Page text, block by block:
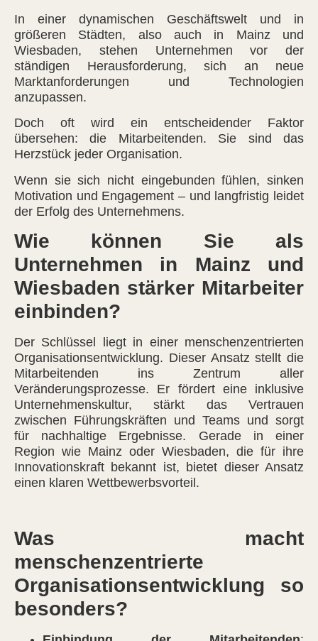
In einer dynamischen Geschäftswelt und in
größeren Städten, also auch in Mainz und
Wiesbaden, stehen Unternehmen vor der
ständigen Herausforderung, sich an neue
Marktanforderungen und Technologien
anzupassen.
Doch oft wird ein entscheidender Faktor
übersehen: die Mitarbeitenden. Sie sind das
Herzstück jeder Organisation.
Wenn sie sich nicht eingebunden fühlen, sinken
Motivation und Engagement – und langfristig leidet
der Erfolg des Unternehmens.
Wie können Sie als
Unternehmen in Mainz und
Wiesbaden stärker Mitarbeiter
einbinden?
Der Schlüssel liegt in einer menschenzentrierten
Organisationsentwicklung. Dieser Ansatz stellt die
Mitarbeitenden ins Zentrum aller
Veränderungsprozesse. Er fördert eine inklusive
Unternehmenskultur, stärkt das Vertrauen
zwischen Führungskräften und Teams und sorgt
für nachhaltige Ergebnisse. Gerade in einer
Region wie Mainz oder Wiesbaden, die für ihre
Innovationskraft bekannt ist, bietet dieser Ansatz
einen klaren Wettbewerbsvorteil.
Was macht
menschenzentrierte
Organisationsentwicklung so
besonders?